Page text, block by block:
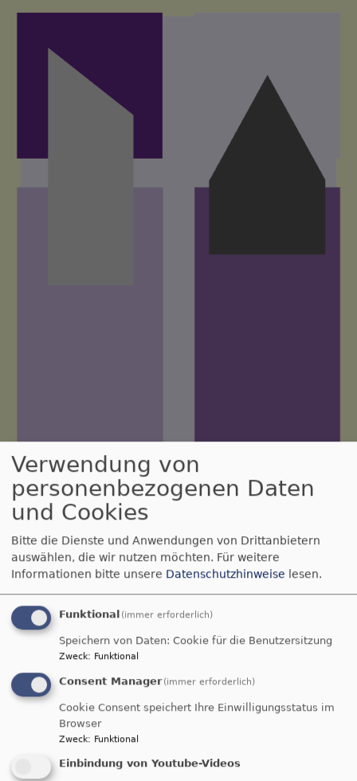
Direkt
Neunkirchen Ermreuth
Evangelisch-Lutherische Pfarrei
Hauptnavigation
Startseite Gemeindeleben
Was glaubst denn du?
Verwendung von
personenbezogenen Daten
und Cookies
Bitte die Dienste und Anwendungen von Drittanbietern
auswählen, die wir nutzen möchten. Für weitere
Informationen bitte unsere Datenschutzhinweise lesen.
Funktional (immer erforderlich)
Speichern von Daten: Cookie für die Benutzersitzung
Zweck: Funktional
Consent Manager (immer erforderlich)
Cookie Consent speichert Ihre Einwilligungsstatus im
Browser
Zweck: Funktional
Einbindung von Youtube-Videos